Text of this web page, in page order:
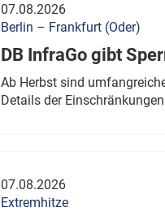
07.08.2026
Berlin – Frankfurt (Oder)
DB InfraGo gibt
Ab Herbst sind
Details der
07.08.2026
Extremhitze